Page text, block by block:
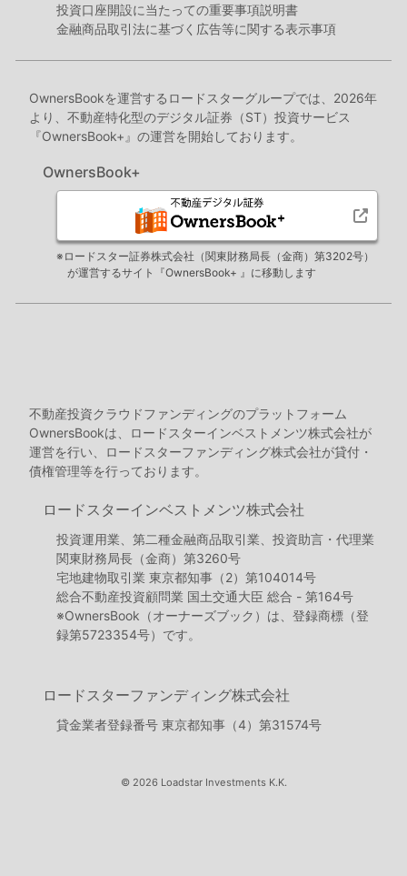
投資口座開設に当たっての重要事項説明書
金融商品取引法に基づく広告等に関する表示事項
OwnersBookを運営するロードスターグループでは、2026年
より、不動産特化型のデジタル証券（ST）投資サービス
『OwnersBook+』の運営を開始しております。
OwnersBook+
※ロードスター証券株式会社（関東財務局長（金商）第3202号）
が運営するサイト『OwnersBook+ 』に移動します
不動産投資クラウドファンディングのプラットフォーム
OwnersBookは、ロードスターインベストメンツ株式会社が
運営を行い、ロードスターファンディング株式会社が貸付・
債権管理等を行っております。
ロードスターインベストメンツ株式会社
投資運用業、第二種金融商品取引業、投資助言・代理業
関東財務局長（金商）第3260号
宅地建物取引業 東京都知事（2）第104014号
総合不動産投資顧問業 国土交通大臣 総合 - 第164号
※OwnersBook（オーナーズブック）は、登録商標（登
録第5723354号）です。
ロードスターファンディング株式会社
貸金業者登録番号 東京都知事（4）第31574号
© 2026 Loadstar Investments K.K.